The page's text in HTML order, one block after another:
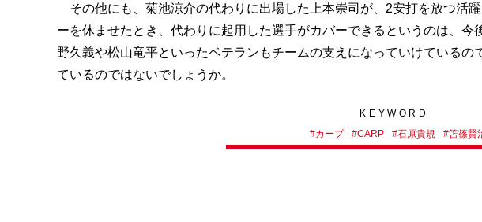
その他にも、菊池涼介の代わりに出場した上本崇司が、2安打を放つ活
ーを休ませたとき、代わりに起用した選手がカバーできるというのは、
野久義や松山竜平といったベテランもチームの支えになっていけているの
ているのではないでしょうか。
KEYWORD
#カープ #CARP #石原貴規 #笘篠賢